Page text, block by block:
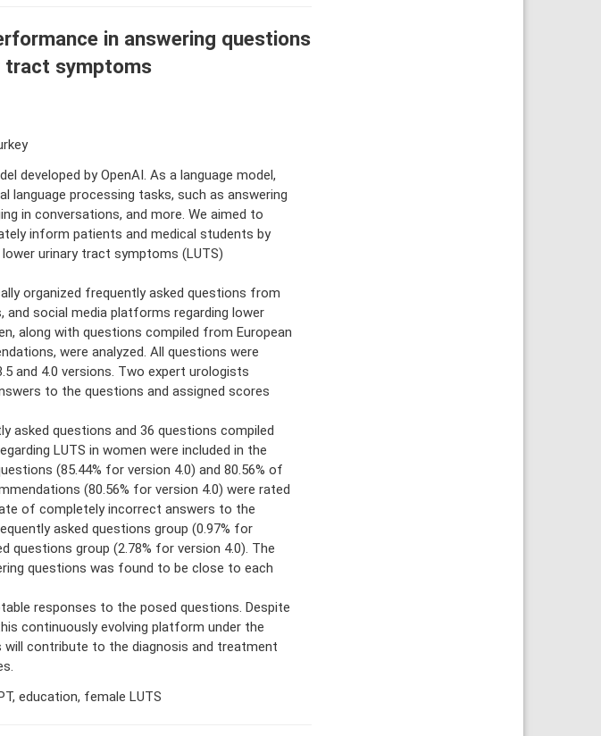
in answering questions
tract symptoms
developed by OpenAI. As a language model,
language processing tasks, such as answering
in conversations, and more. We aimed to
inform patients and medical students by
urinary tract symptoms (LUTS)
organized frequently asked questions from
social media platforms regarding lower
along with questions compiled from European
were analyzed. All questions were
and 4.0 versions. Two expert urologists
to the questions and assigned scores
asked questions and 36 questions compiled
LUTS in women were included in the
(85.44% for version 4.0) and 80.56% of
(80.56% for version 4.0) were rated
of completely incorrect answers to the
asked questions group (0.97% for
questions group (2.78% for version 4.0). The
questions was found to be close to each
responses to the posed questions. Despite
continuously evolving platform under the
contribute to the diagnosis and treatment
education, female LUTS